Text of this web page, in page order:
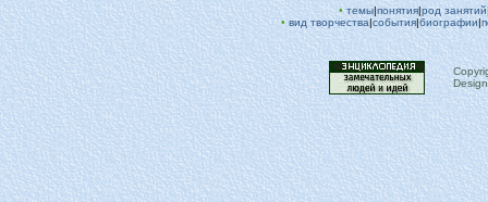
• темы|понятия|род занятий
• вид творчества|события|биографии|